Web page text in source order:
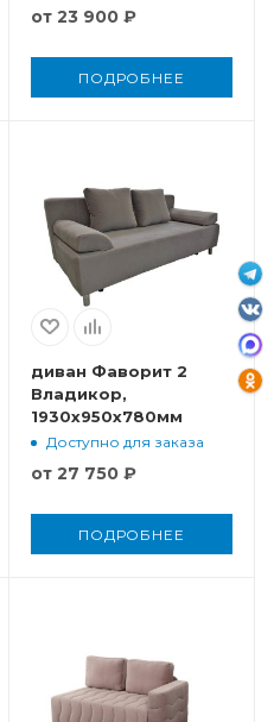
от 23 900 ₽
ПОДРОБНЕЕ
диван Фаворит 2
Владикор,
1930x950x780мм
Доступно для заказа
от 27 750 ₽
ПОДРОБНЕЕ